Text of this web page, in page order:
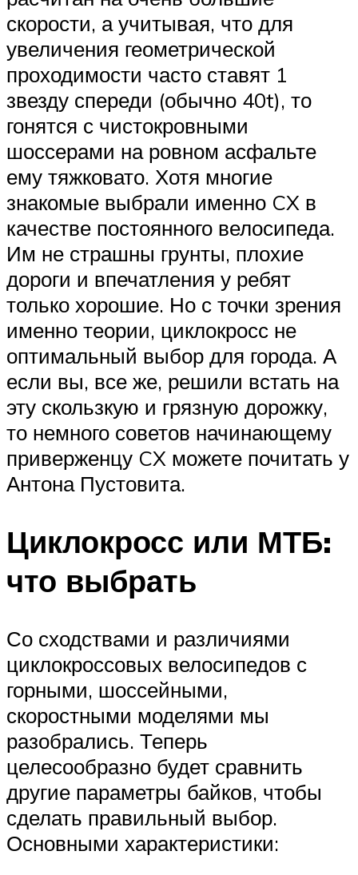
скорости, а учитывая, что для
увеличения геометрической
проходимости часто ставят 1
звезду спереди (обычно 40t), то
гонятся с чистокровными
шоссерами на ровном асфальте
ему тяжковато. Хотя многие
знакомые выбрали именно CX в
качестве постоянного велосипеда.
Им не страшны грунты, плохие
дороги и впечатления у ребят
только хорошие. Но с точки зрения
именно теории, циклокросс не
оптимальный выбор для города. А
если вы, все же, решили встать на
эту скользкую и грязную дорожку,
то немного советов начинающему
приверженцу CX можете почитать у
Антона Пустовита.
Циклокросс или МТБ:
что выбрать
Со сходствами и различиями
циклокроссовых велосипедов с
горными, шоссейными,
скоростными моделями мы
разобрались. Теперь
целесообразно будет сравнить
другие параметры байков, чтобы
сделать правильный выбор.
Основными характеристики: